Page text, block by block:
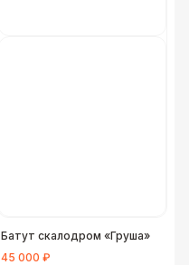
Батут скалодром «Груша»
45 000 ₽